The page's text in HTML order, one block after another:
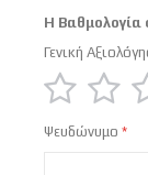
Η Βαθμολογία
Γενική
star
stars
stars
stars
stars
Ψευδώνυμο